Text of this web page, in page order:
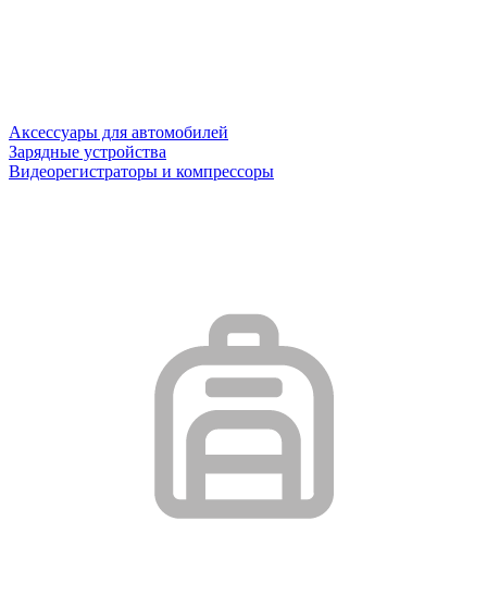
Аксессуары для автомобилей
Зарядные устройства
Видеорегистраторы и компрессоры